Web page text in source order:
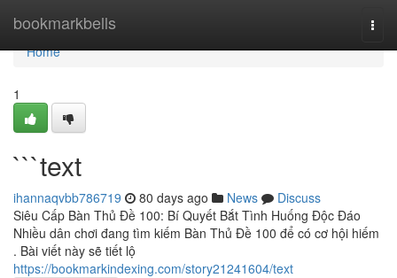
bookmarkbells
Home
Home
1
```text
ihannaqvbb786719 80 days ago News
Discuss
Siêu Cấp Bàn Thủ Đề 100: Bí Quyết Bắt Tình Huống Độc Đáo
Nhiều dân chơi đang tìm kiếm Bàn Thủ Đề 100 để có cơ hội hiếm
. Bài viết này sẽ tiết lộ
https://bookmarkindexing.com/story21241604/text